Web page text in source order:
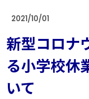
2021/10/01
新型コロナ
る小学校休
いて